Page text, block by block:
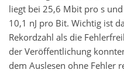
liegt bei 25,6 Mbit pro s
10,1 nJ pro Bit. Wichtig ist
Rekordzahl als die
der Veröffentlichung
dem Auslesen ohne Fehler